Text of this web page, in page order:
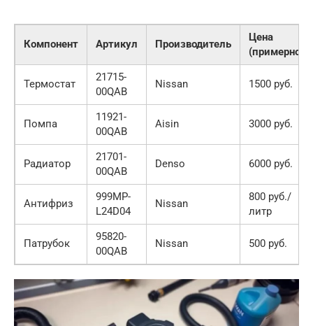
Компонент Артикул Производитель
Цена
(примерно)
Термостат
21715-
00QAB
Nissan 1500 руб.
Помпа
11921-
00QAB
Aisin 3000 руб.
Радиатор
21701-
00QAB
Denso 6000 руб.
Антифриз
999MP-
L24D04
Nissan
800 руб./
литр
Патрубок
95820-
00QAB
Nissan 500 руб.